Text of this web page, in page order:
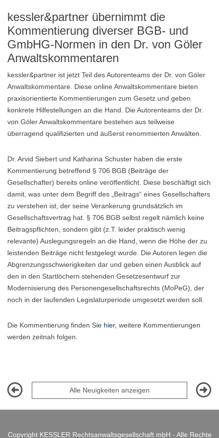
kessler&partner übernimmt die
Kommentierung diverser BGB- und
GmbHG-Normen in den Dr. von Göler
Anwaltskommentaren
kessler&partner ist jetzt Teil des Autorenteams der Dr. von Göler
Anwaltskommentare. Diese online Anwaltskommentare bieten
praxisorientierte Kommentierungen zum Gesetz und geben
konkrete Hilfestellungen an die Hand. Die Autorenteams der Dr.
von Göler Anwaltskommentare bestehen aus teilweise
überragend qualifizierten und äußerst renommierten Anwälten.
Dr. Arvid Siebert und Katharina Schuster haben die erste
Kommentierung betreffend § 706 BGB (Beiträge der
Gesellschafter) bereits online veröffentlicht. Diese beschäftigt sich
damit, was unter dem Begriff des „Beitrags“ eines Gesellschafters
zu verstehen ist, der seine Verankerung grundsätzlich im
Gesellschaftsvertrag hat. § 706 BGB selbst regelt nämlich keine
Beitragspflichten, sondern gibt (z.T. leider praktisch wenig
relevante) Auslegungsregeln an die Hand, wenn die Höhe der zu
leistenden Beiträge nicht festgelegt wurde. Die Autoren legen die
Abgrenzungsschwierigkeiten dar und geben einen Ausblick auf
den in den Startlöchern stehenden Gesetzesentwurf zur
Modernisierung des Personengesellschaftsrechts (MoPeG), der
noch in der laufenden Legislaturperiode umgesetzt werden soll.
Die Kommentierung finden Sie hier, weitere Kommentierungen
werden zeitnah folgen.
Alle Neuigkeiten anzeigen
Copyright KESSLER Rechtsanwaltsgesellschaft mbH - Alle Rechte